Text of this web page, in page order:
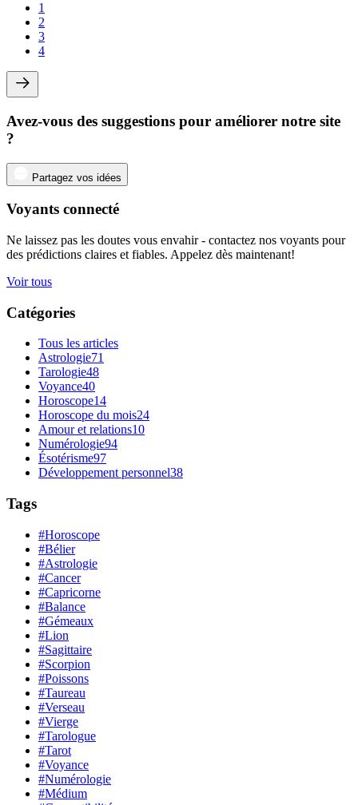
1
2
3
4
Avez-vous des suggestions pour améliorer notre site
?
Partagez vos idées
Voyants connecté
Ne laissez pas les doutes vous envahir - contactez nos voyants pour
des prédictions claires et fiables. Appelez dès maintenant!
Voir tous
Catégories
Tous les articles
Astrologie71
Tarologie48
Voyance40
Horoscope14
Horoscope du mois24
Amour et relations10
Numérologie94
Ésotérisme97
Développement personnel38
Tags
#Horoscope
#Bélier
#Astrologie
#Cancer
#Capricorne
#Balance
#Gémeaux
#Lion
#Sagittaire
#Scorpion
#Poissons
#Taureau
#Verseau
#Vierge
#Tarologue
#Tarot
#Voyance
#Numérologie
#Médium